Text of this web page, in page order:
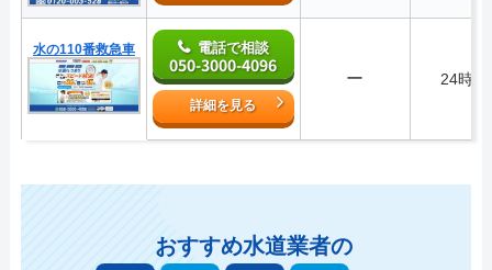
水の110番救急車 電話で相談
050-3000-4096
詳細を見る
ー 24時間
おすすめ水道業者の